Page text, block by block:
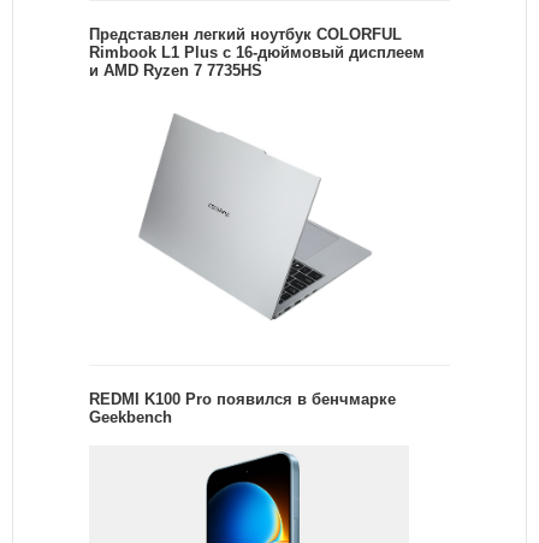
Представлен легкий ноутбук COLORFUL
Rimbook L1 Plus с 16-дюймовый дисплеем
и AMD Ryzen 7 7735HS
REDMI K100 Pro появился в бенчмарке
Geekbench